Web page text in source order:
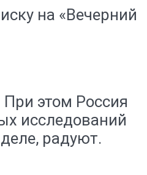
на «Вечерний
При этом Россия
исследований
радуют.